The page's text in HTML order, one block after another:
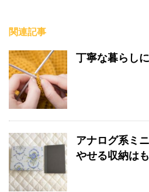
関連記事
丁寧な暮らし
アナログ系ミ
やせる収納は